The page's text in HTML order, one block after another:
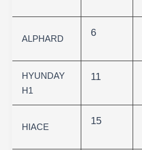
ALPHARD
6
HYUNDAY
H1
11
HIACE
15